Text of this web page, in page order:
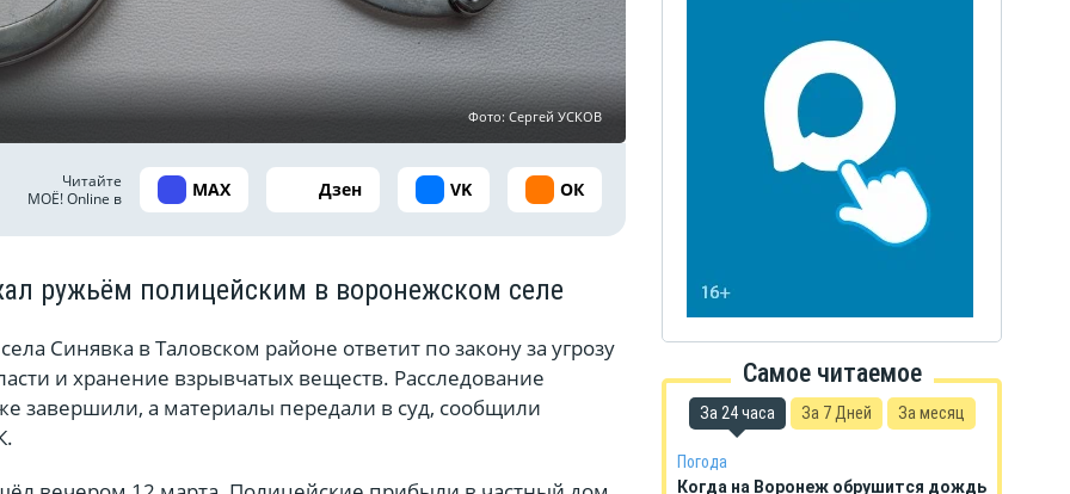
Фото: Сергей УСКОВ
Читайте
МОЁ! Online в
MAX Дзен VK ОК
ружьём полицейским в воронежском селе
Синявка в Таловском районе ответит по закону за угрозу
и хранение взрывчатых веществ. Расследование
завершили, а материалы передали в суд, сообщили
Самое читаемое
За 24 часа За 7 Дней За месяц
Погода
Когда на Воронеж обрушится дождь